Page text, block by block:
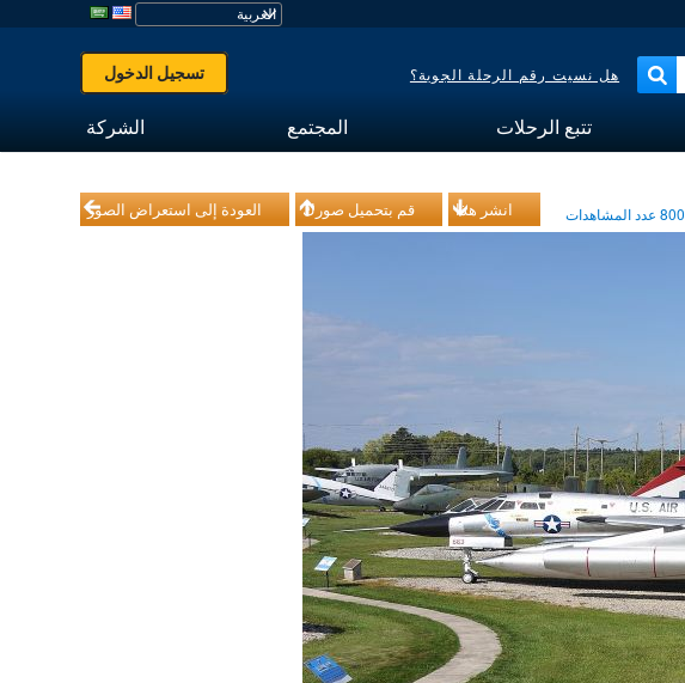
هل نسيت رقم الرحلة الجوية؟ تسجيل الدخول
تتبع الرحلات المجتمع الشركة
العودة إلى استعراض الصور قم بتحميل صورك انشر هذا 800عدد المشاهدات